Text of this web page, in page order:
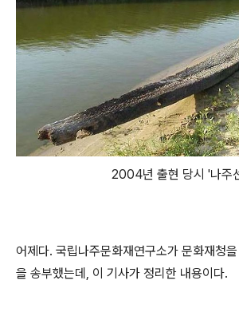
2004년 출현 당시 '나주
어제다. 국립나주문화재연구소가 문화재청
을 송부했는데, 이 기사가 정리한 내용이다.